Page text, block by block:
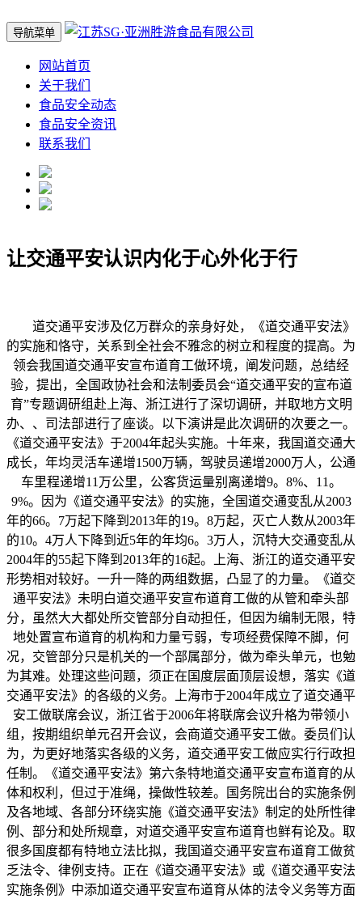
导航菜单
网站首页
关于我们
食品安全动态
食品安全资讯
联系我们
让交通平安认识内化于心外化于行
道交通平安涉及亿万群众的亲身好处，《道交通平安法》
的实施和恪守，关系到全社会不雅念的树立和程度的提高。为
领会我国道交通平安宣布道育工做环境，阐发问题，总结经
验，提出，全国政协社会和法制委员会“道交通平安的宣布道
育”专题调研组赴上海、浙江进行了深切调研，并取地方文明
办、、司法部进行了座谈。以下演讲是此次调研的次要之一。
《道交通平安法》于2004年起头实施。十年来，我国道交通大
成长，年均灵活车递增1500万辆，驾驶员递增2000万人，公通
车里程递增11万公里，公客货运量别离递增9。8%、11。
9%。因为《道交通平安法》的实施，全国道交通变乱从2003
年的66。7万起下降到2013年的19。8万起，灭亡人数从2003年
的10。4万人下降到近5年的年均6。3万人，沉特大交通变乱从
2004年的55起下降到2013年的16起。上海、浙江的道交通平安
形势相对较好。一升一降的两组数据，凸显了的力量。《道交
通平安法》未明白道交通平安宣布道育工做的从管和牵头部
分，虽然大大都处所交管部分自动担任，但因为编制无限，特
地处置宣布道育的机构和力量亏弱，专项经费保障不脚，何
况，交管部分只是机关的一个部属部分，做为牵头单元，也勉
为其难。处理这些问题，须正在国度层面顶层设想，落实《道
交通平安法》的各级的义务。上海市于2004年成立了道交通平
安工做联席会议，浙江省于2006年将联席会议升格为带领小
组，按期组织单元召开会议，会商道交通平安工做。委员们认
为，为更好地落实各级的义务，道交通平安工做应实行行政担
任制。《道交通平安法》第六条特地道交通平安宣布道育的从
体和权利，但过于准绳，操做性较差。国务院出台的实施条例
及各地域、各部分环绕实施《道交通平安法》制定的处所性律
例、部分和处所规章，对道交通平安宣布道育也鲜有论及。取
很多国度都有特地立法比拟，我国道交通平安宣布道育工做贫
乏法令、律例支持。正在《道交通平安法》或《道交通平安法
实施条例》中添加道交通平安宣布道育从体的法令义务等方面